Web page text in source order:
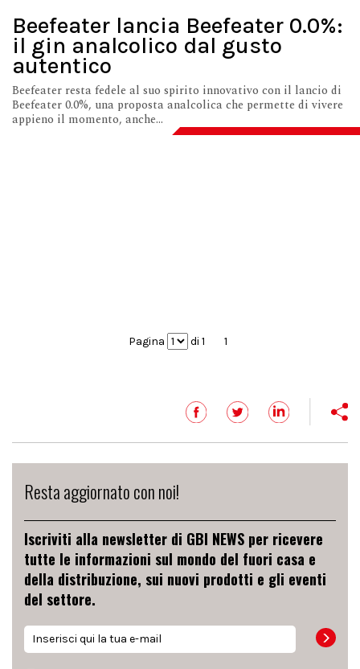
Beefeater lancia Beefeater 0.0%:
il gin analcolico dal gusto
autentico
Beefeater resta fedele al suo spirito innovativo con il lancio di
Beefeater 0.0%, una proposta analcolica che permette di vivere
appieno il momento, anche...
Pagina di 1 1
Resta aggiornato con noi!
Iscriviti alla newsletter di GBI NEWS per ricevere
tutte le informazioni sul mondo del fuori casa e
della distribuzione, sui nuovi prodotti e gli eventi
del settore.